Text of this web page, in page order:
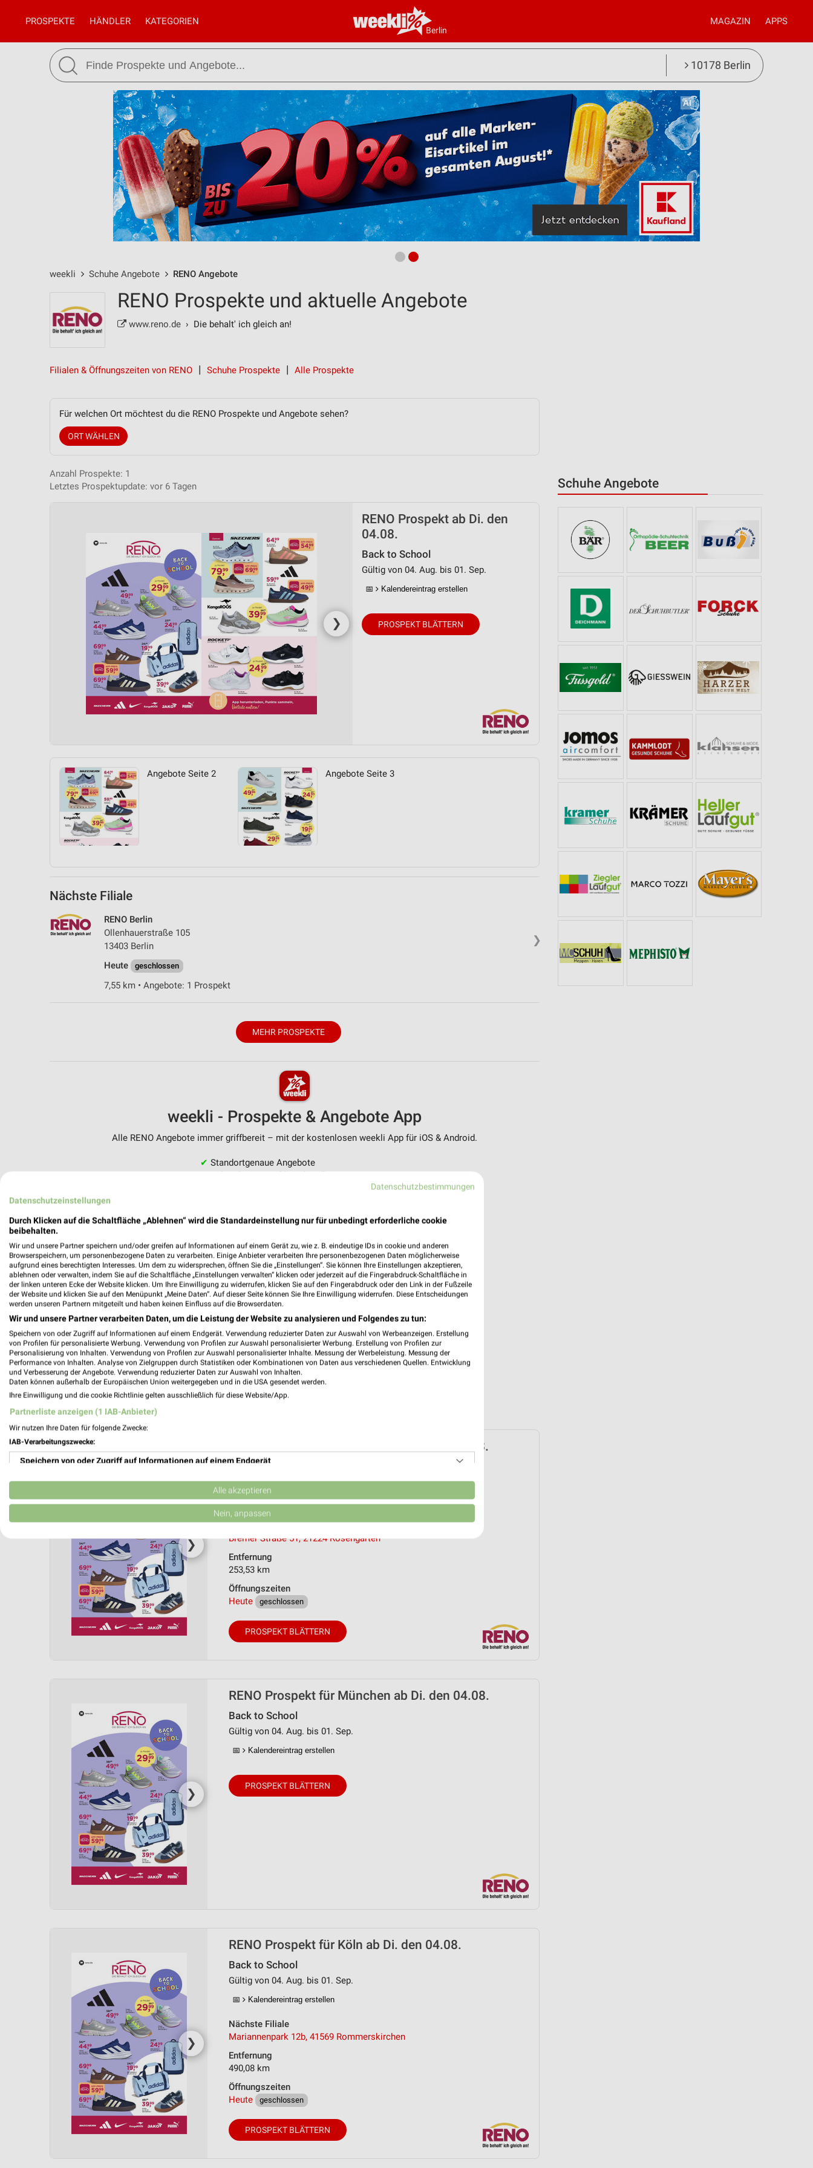
Berlin
PROSPEKTE HÄNDLER KATEGORIEN MAGAZIN APPS
10178 Berlin
weekli Schuhe Angebote RENO Angebote
Schuhe Angebote
RENO Prospekte und aktuelle Angebote
www.reno.de › Die behalt' ich gleich an!
Filialen & Öffnungszeiten von RENO Schuhe Prospekte Alle Prospekte
Für welchen Ort möchtest du die RENO Prospekte und Angebote sehen?
ORT WÄHLEN
Anzahl Prospekte: 1
Letztes Prospektupdate: vor 6 Tagen
❯
RENO Prospekt ab Di. den
04.08.
Back to School
Gültig von 04. Aug. bis 01. Sep.
📅 Kalendereintrag erstellen
PROSPEKT BLÄTTERN
Angebote Seite 2 Angebote Seite 3
Nächste Filiale
❯
RENO Berlin
Ollenhauerstraße 105
13403 Berlin
Heute
geschlossen
7,55 km • Angebote: 1 Prospekt
MEHR PROSPEKTE
weekli - Prospekte & Angebote App
Alle RENO Angebote immer griffbereit – mit der kostenlosen weekli App für iOS & Android.
✔ Standortgenaue Angebote
Folge deinem Lieblingshändler
Push-Benachrichtigungen bei neuen Prospekten
Nutze weekli auch mobil – App jetzt laden oder QR-Code scannen.
❯
RENO Prospekt für Hamburg ab Di. den 04.08.
Back to School
Gültig von 04. Aug. bis 01. Sep.
📅 Kalendereintrag erstellen
Nächste Filiale
Bremer Straße 51, 21224 Rosengarten
Entfernung
253,53 km
Öffnungszeiten
Heute
geschlossen
PROSPEKT BLÄTTERN
❯
RENO Prospekt für München ab Di. den 04.08.
Back to School
Gültig von 04. Aug. bis 01. Sep.
📅 Kalendereintrag erstellen
PROSPEKT BLÄTTERN
❯
RENO Prospekt für Köln ab Di. den 04.08.
Back to School
Gültig von 04. Aug. bis 01. Sep.
📅 Kalendereintrag erstellen
Nächste Filiale
Mariannenpark 12b, 41569 Rommerskirchen
Entfernung
490,08 km
Öffnungszeiten
Heute
geschlossen
PROSPEKT BLÄTTERN
Datenschutzbestimmungen
Datenschutzeinstellungen
Durch Klicken auf die Schaltfläche „Ablehnen“ wird die Standardeinstellung nur für unbedingt erforderliche cookie
beibehalten.
Wir und unsere Partner speichern und/oder greifen auf Informationen auf einem Gerät zu, wie z. B. eindeutige IDs in cookie und anderen
Browserspeichern, um personenbezogene Daten zu verarbeiten. Einige Anbieter verarbeiten Ihre personenbezogenen Daten möglicherweise
aufgrund eines berechtigten Interesses. Um dem zu widersprechen, öffnen Sie die „Einstellungen“. Sie können Ihre Einstellungen akzeptieren,
ablehnen oder verwalten, indem Sie auf die Schaltfläche „Einstellungen verwalten“ klicken oder jederzeit auf die Fingerabdruck-Schaltfläche in
der linken unteren Ecke der Website klicken. Um Ihre Einwilligung zu widerrufen, klicken Sie auf den Fingerabdruck oder den Link in der Fußzeile
der Website und klicken Sie auf den Menüpunkt „Meine Daten“. Auf dieser Seite können Sie Ihre Einwilligung widerrufen. Diese Entscheidungen
werden unseren Partnern mitgeteilt und haben keinen Einfluss auf die Browserdaten.
Wir und unsere Partner verarbeiten Daten, um die Leistung der Website zu analysieren und Folgendes zu tun:
Speichern von oder Zugriff auf Informationen auf einem Endgerät. Verwendung reduzierter Daten zur Auswahl von Werbeanzeigen. Erstellung
von Profilen für personalisierte Werbung. Verwendung von Profilen zur Auswahl personalisierter Werbung. Erstellung von Profilen zur
Personalisierung von Inhalten. Verwendung von Profilen zur Auswahl personalisierter Inhalte. Messung der Werbeleistung. Messung der
Performance von Inhalten. Analyse von Zielgruppen durch Statistiken oder Kombinationen von Daten aus verschiedenen Quellen. Entwicklung
und Verbesserung der Angebote. Verwendung reduzierter Daten zur Auswahl von Inhalten.
Daten können außerhalb der Europäischen Union weitergegeben und in die USA gesendet werden.
Ihre Einwilligung und die cookie Richtlinie gelten ausschließlich für diese Website/App.
Partnerliste anzeigen (1 IAB-Anbieter)
Wir nutzen Ihre Daten für folgende Zwecke:
IAB-Verarbeitungszwecke:
Speichern von oder Zugriff auf Informationen auf einem Endgerät
Verwendung reduzierter Daten zur Auswahl von Werbeanzeigen
Erstellung von Profilen für personalisierte Werbung
Erstellung von Profilen zur Personalisierung von Inhalten
Verwendung von Profilen zur Auswahl personalisierter Inhalte
Messung der Werbeleistung
Messung der Performance von Inhalten
Verwendung reduzierter Daten zur Auswahl von Inhalten
Verwendung genauer Standortdaten
Geräte anhand von aktiv angeforderten Informationen identifizieren
Nicht-IAB-Verarbeitungszwecke:
Alle akzeptieren
Nein, anpassen